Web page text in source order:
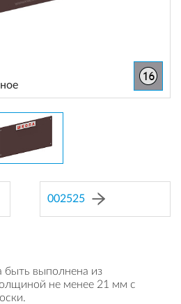
002525
быть выполнена из
не менее 21 мм с